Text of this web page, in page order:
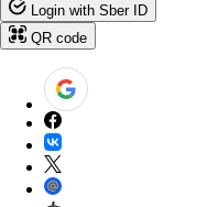
Login with Sber ID
QR code